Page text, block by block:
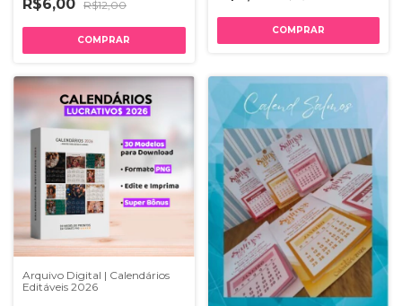
R$6,00 R$12,00
Arquivo Digital | Calendários
Editáveis 2026